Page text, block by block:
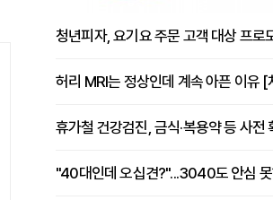
청년피자, 요기요 주문 고객 대상 프로